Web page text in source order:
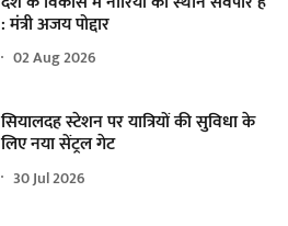
: मंत्री अजय पोद्दार
02 Aug 2026
सियालदह स्टेशन पर यात्रियों की सुविधा के
लिए नया सेंट्रल गेट
30 Jul 2026